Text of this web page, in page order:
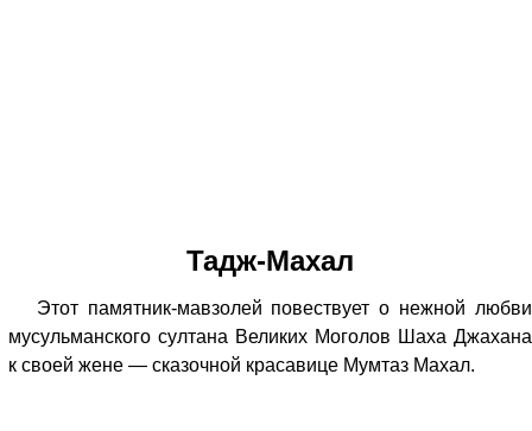
Тадж-Махал
Этот памятник-мавзолей повествует о нежной любви
мусульманского султана Великих Моголов Шаха Джахана
к своей жене — сказочной красавице Мумтаз Махал.